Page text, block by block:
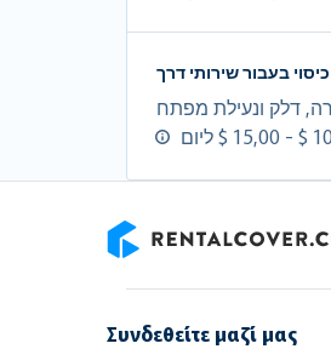
כיסוי בעבור שירותי דרך
Συνδεθείτε μαζί μας